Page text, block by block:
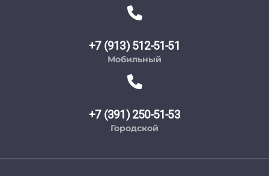
+7 (913) 512-51-51
Мобильный
+7 (391) 250-51-53
Городской